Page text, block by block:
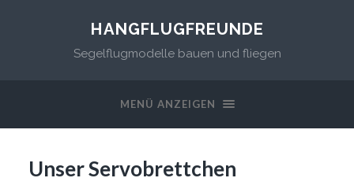
HANGFLUGFREUNDE
Segelflugmodelle bauen und fliegen
MENÜ ANZEIGEN
Unser Servobrettchen